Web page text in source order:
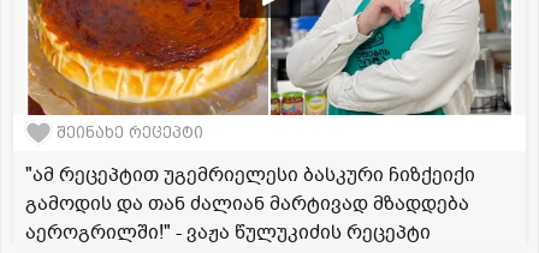
შეინახე რეცეპტი
"ამ რეცეპტით უგემრიელესი ბასკური ჩიზქეიქი
გამოდის და თან ძალიან მარტივად მზადდება
აეროგრილში!" - ვაჟა წულუკიძის რეცეპტი